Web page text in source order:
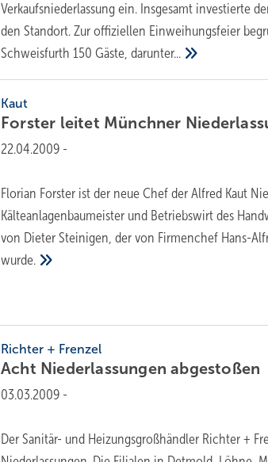
Verkaufsniederlassung ein. Insgesamt investierte
den Standort. Zur offiziellen Einweihungsfeier
Schweisfurth 150 Gäste,darunter...
Kaut
Forster leitet Münchner
22.04.2009 -
Florian Forster ist der neue Chef der Alfred Kaut
Kälteanlagenbaumeister und Betriebswirt des
von Dieter Steinigen, der von Firmenchef Hans-
wurde.
Richter + Frenzel
Acht Niederlassungenabgestoßen
03.03.2009 -
Der Sanitär- und Heizungsgroßhändler Richter +